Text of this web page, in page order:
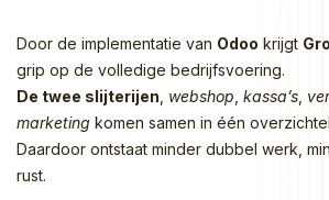
Door de implementatie van Odoo krijgt
grip op de volledige bedrijfsvoering.
De twee slijterijen webshop kassa’s
marketing komen samen in één
Daardoor ontstaat minder dubbel werk,
rust.